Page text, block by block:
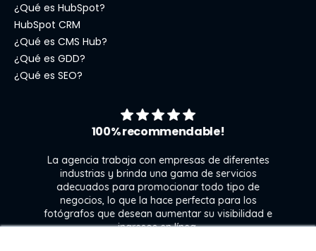
¿Qué es HubSpot?
HubSpot CRM
¿Qué es CMS Hub?
¿Qué es GDD?
¿Qué es SEO?
100% recommendable!
La agencia trabaja con empresas de diferentes
industrias y brinda una gama de servicios
adecuados para promocionar todo tipo de
negocios, lo que la hace perfecta para los
fotógrafos que desean aumentar su visibilidad e
ingresos en línea.